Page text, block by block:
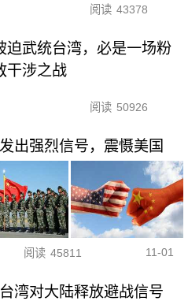
阅读 43378
迫武统台湾，必是一场粉
干涉之战
阅读 50926
出强烈信号，震慑美国
阅读 45811 11-01
湾对大陆释放避战信号